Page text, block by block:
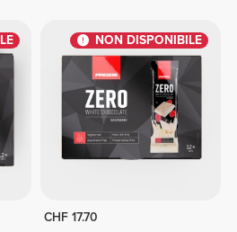
NON DISPONIBILE
CHF 17.70